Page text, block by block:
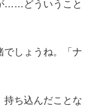
……どういうこと
でしょうね。「ナ
ち込んだことな